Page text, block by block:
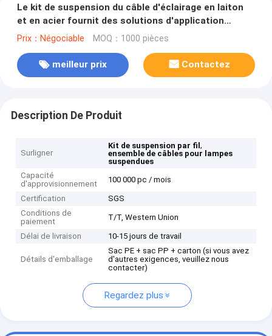
Le kit de suspension du câble d'éclairage en laiton
et en acier fournit des solutions d'application
suspendues
Prix：Négociable MOQ：1000 pièces
meilleur prix Contactez
Description De Produit
Surligner
Kit de suspension par fil,
ensemble de câbles pour lampes
suspendues
Capacité
d'approvisionnement
100 000 pc / mois
Certification
SGS
Conditions de
paiement
T/T, Western Union
Délai de livraison 10-15 jours de travail
Détails d'emballage
Sac PE + sac PP + carton (si vous avez
d'autres exigences, veuillez nous
contacter)
Regardez plus